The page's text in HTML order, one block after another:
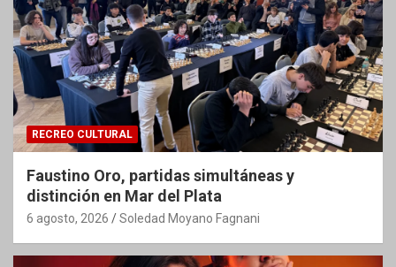
RECREO CULTURAL
Faustino Oro, partidas simultáneas y
distinción en Mar del Plata
6 agosto, 2026 Soledad Moyano Fagnani